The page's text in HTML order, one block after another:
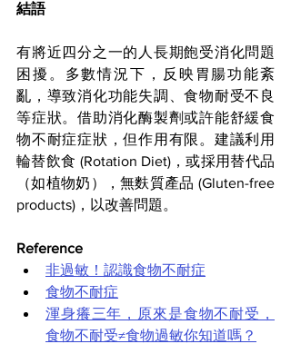
結語
有將近四分之一的人長期飽受消化問題
困擾。多數情況下，反映胃腸功能紊
亂，導致消化功能失調、食物耐受不良
等症狀。借助消化酶製劑或許能舒緩食
物不耐症症狀，但作用有限。建議利用
輪替飲食 (Rotation Diet)，或採用替代品
（如植物奶），無麩質產品 (Gluten-free
products)，以改善問題。
Reference
非過敏！認識食物不耐症
食物不耐症
渾身癢三年，原來是食物不耐受，
食物不耐受≠食物過敏你知道嗎？